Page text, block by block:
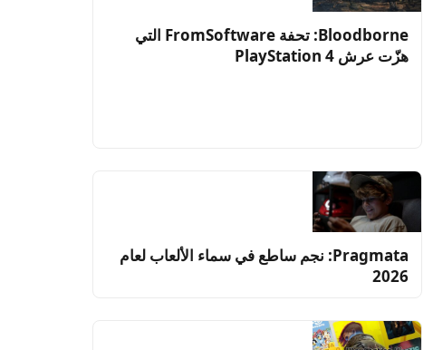
Bloodborne: تحفة FromSoftware التي
هزّت عرش PlayStation 4
Pragmata: نجم ساطع في سماء الألعاب لعام
2026